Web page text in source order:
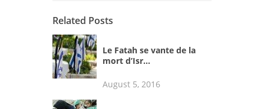
Related Posts
Le Fatah se vante de la
mort d’Isr...
August 5, 2016